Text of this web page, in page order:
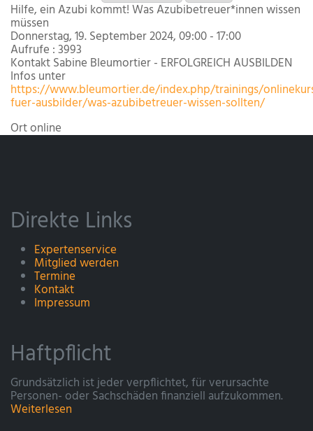
Hilfe, ein Azubi kommt! Was Azubibetreuer*innen wissen
müssen
Donnerstag, 19. September 2024, 09:00 - 17:00
Aufrufe : 3993
KontaktSabine Bleumortier - ERFOLGREICH AUSBILDEN
Infos unter
https://www.bleumortier.de/index.php/trainings/
fuer-ausbilder/was-azubibetreuer-wissen-sollten/
Ortonline
Direkte Links
Expertenservice
Mitglied werden
Termine
Kontakt
Impressum
Haftpflicht
Grundsätzlich ist jeder verpflichtet, für verursachte
Personen- oder Sachschäden finanziell aufzukommen.
Weiterlesen